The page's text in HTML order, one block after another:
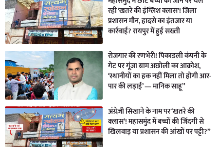
रही ‘खतरे की इंग्लिश क्लास’! जिला
प्रशासन मौन, हादसे का इंतजार या
कार्रवाई? रायपुर में हुई सख्ती
रोजगार की रणभेरी! पिकाडली कंपनी के
गेट पर गूंजा ग्राम अछोली का आक्रोश,
‘स्थानीयों का हक नहीं मिला तो होगी आर-
पार की लड़ाई’ — मानिक साहू”
अंग्रेज़ी सिखाने के नाम पर ‘खतरे की
क्लास’! महासमुंद में बच्चों की जिंदगी से
खिलवाड़ या प्रशासन की आंखों पर पट्टी?”